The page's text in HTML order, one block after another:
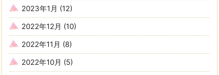
2023年1月 (12)
2022年12月 (10)
2022年11月 (8)
2022年10月 (5)